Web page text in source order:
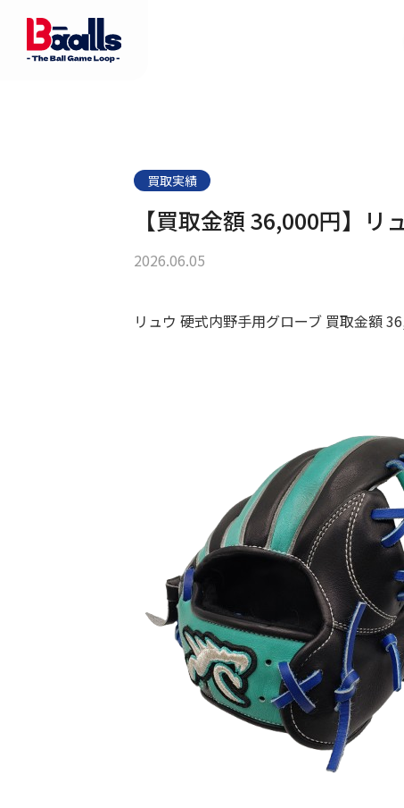
買取実績
【買取金額 36,000円】
2026.06.05
リュウ 硬式内野手用グローブ 買取金額